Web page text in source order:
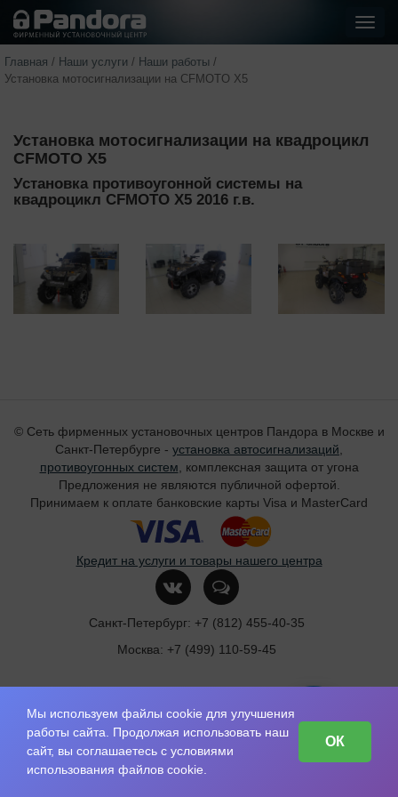
Главная / Наши услуги / Наши работы /
Установка мотосигнализации на CFMOTO X5
Установка мотосигнализации на квадроцикл
CFMOTO X5
Установка противоугонной системы на
квадроцикл CFMOTO X5 2016 г.в.
© Сеть фирменных установочных центров Пандора в Москве и
Санкт-Петербурге - установка автосигнализаций,
противоугонных систем, комплексная защита от угона
Предложения не являются публичной офертой.
Принимаем к оплате банковские карты Visa и MasterCard
Кредит на услуги и товары нашего центра
Санкт-Петербург: +7 (812) 455-40-35
Москва: +7 (499) 110-59-45
Мы используем файлы cookie для улучшения
работы сайта. Продолжая использовать наш
сайт, вы соглашаетесь с условиями
использования файлов cookie.
ОК